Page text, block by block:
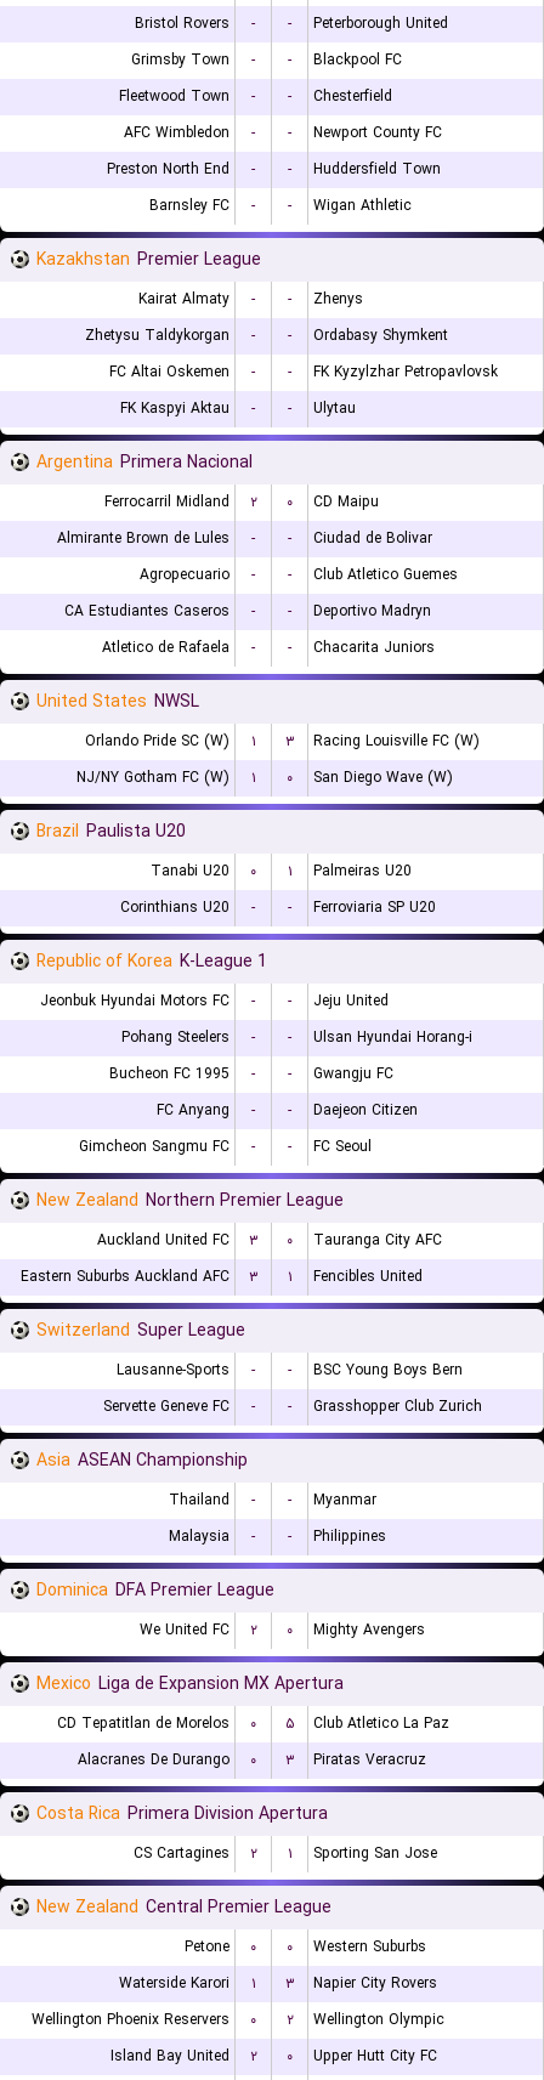
Bristol Rovers - -
Peterborough United
Grimsby Town
- -
Blackpool FC
Fleetwood Town
- -
Chesterfield
AFC Wimbledon
- -
Newport County FC
Preston North End
- -
Huddersfield Town
Barnsley FC
- - Wigan Athletic
Kazakhstan Premier League
Kairat Almaty - -
Zhenys
Zhetysu Taldykorgan
- -
Ordabasy Shymkent
FC Altai Oskemen
- -
FK Kyzylzhar Petropavlovsk
FK Kaspyi Aktau
- - Ulytau
Argentina Primera Nacional
Ferrocarril Midland ۲ ۰
CD Maipu
Almirante Brown de Lules
- -
Ciudad de Bolivar
Agropecuario
- -
Club Atletico Guemes
CA Estudiantes Caseros
- -
Deportivo Madryn
Atletico de Rafaela
- - Chacarita Juniors
United States NWSL
Orlando Pride SC (W) ۱ ۳
Racing Louisville FC (W)
NJ/NY Gotham FC (W)
۱ ۰ San Diego Wave (W)
Brazil Paulista U20
Tanabi U20 ۰ ۱
Palmeiras U20
Corinthians U20
- - Ferroviaria SP U20
Republic of Korea K-League 1
Jeonbuk Hyundai Motors FC - -
Jeju United
Pohang Steelers
- -
Ulsan Hyundai Horang-i
Bucheon FC 1995
- -
Gwangju FC
FC Anyang
- -
Daejeon Citizen
Gimcheon Sangmu FC
- - FC Seoul
New Zealand Northern Premier League
Auckland United FC ۳ ۰
Tauranga City AFC
Eastern Suburbs Auckland AFC
۳ ۱ Fencibles United
Switzerland Super League
Lausanne-Sports - -
BSC Young Boys Bern
Servette Geneve FC
- - Grasshopper Club Zurich
Asia ASEAN Championship
Thailand - -
Myanmar
Malaysia
- - Philippines
Dominica DFA Premier League
We United FC ۲ ۰ Mighty Avengers
Mexico Liga de Expansion MX Apertura
CD Tepatitlan de Morelos ۰ ۵
Club Atletico La Paz
Alacranes De Durango
۰ ۳ Piratas Veracruz
Costa Rica Primera Division Apertura
CS Cartagines ۲ ۱ Sporting San Jose
New Zealand Central Premier League
Petone ۰ ۰
Western Suburbs
Waterside Karori
۱ ۳
Napier City Rovers
Wellington Phoenix Reservers
۰ ۲
Wellington Olympic
Island Bay United
۲ ۰
Upper Hutt City FC